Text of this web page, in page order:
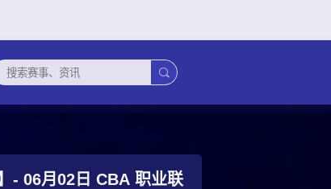

- 06月02日 CBA 职业联